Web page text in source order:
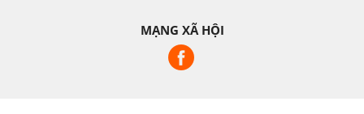
MẠNG XÃ HỘI